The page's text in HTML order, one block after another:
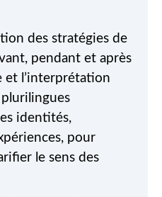
des stratégies de
pendant et après
et l’interprétation
identités,
pour
le sens des